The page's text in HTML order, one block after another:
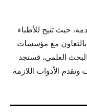
حيث تتيح للأطباء
مع مؤسسات
العلمي، فستجد
وتقدم الأدوات اللازمة